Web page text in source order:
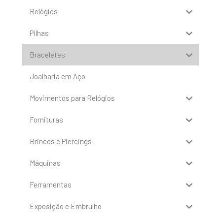
Relógios
Pilhas
Braceletes
Joalharia em Aço
Movimentos para Relógios
Fornituras
Brincos e Piercings
Máquinas
Ferramentas
Exposição e Embrulho